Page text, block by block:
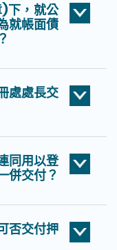
下，就公
就帳面債
處處長交
同用以登
併交付？
否交付押